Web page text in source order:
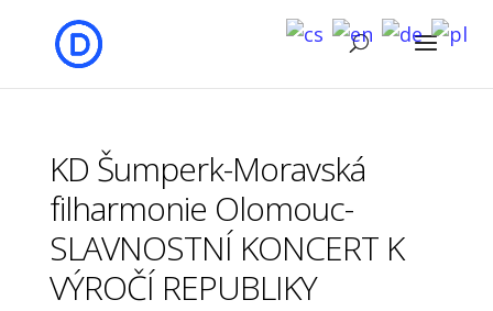
KD Šumperk-Moravská
filharmonie Olomouc-
SLAVNOSTNÍ KONCERT K
VÝROČÍ REPUBLIKY